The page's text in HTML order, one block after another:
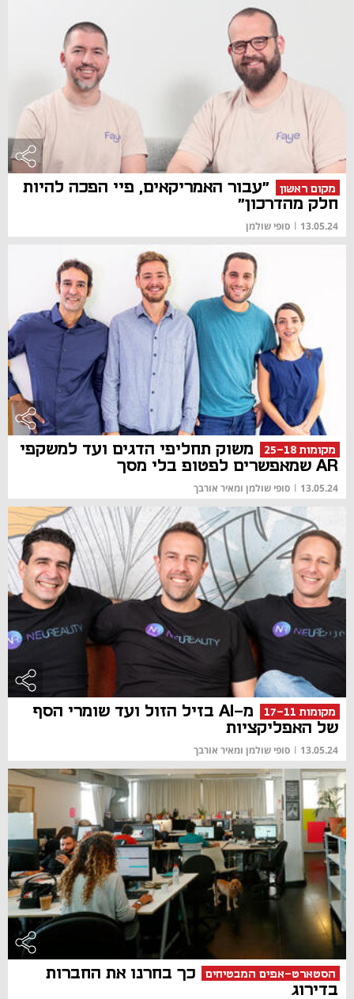
מקום ראשון
"עבור האמריקאים, פיי הפכה להיות
חלק מהדרכון"
13.05.24
| סופי שולמן
מקומות 25-18
משוק תחליפי הדגים ועד למשקפי
AR שמאפשרים לפטופ בלי מסך
13.05.24
| סופי שולמן ומאיר אורבך
מקומות 17-11
מ-AI בזיל הזול ועד שומרי הסף
של האפליקציות
13.05.24
| סופי שולמן ומאיר אורבך
הסטארט-אפים המבטיחים
כך בחרנו את החברות
בדירוג